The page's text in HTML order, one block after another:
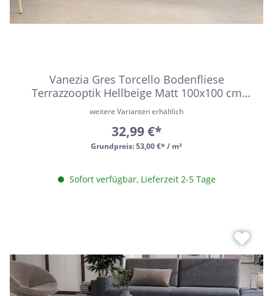
Vanezia Gres Torcello Bodenfliese
Terrazzooptik Hellbeige Matt 100x100 cm
rektifiziert R9
Grundpreis:53,00 €* / m²
weitere Varianten erhältlich
32,99 €*
Sofort verfügbar, Lieferzeit 2-5 Tage